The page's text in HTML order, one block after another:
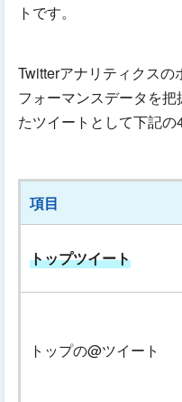
トです。
Twitterアナリティクス
フォーマンスデータを
たツイートとして下記の
項目
トップツイート
トップの@ツイート